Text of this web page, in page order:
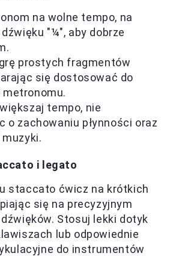
na wolne tempo, na
dźwięku "¼", aby dobrze
prostych fragmentów
się dostosować do
tempo, nie
o zachowaniu płynności oraz
i legato
staccato ćwicz na krótkich
się na precyzyjnym
Stosuj lekki dotyk
lub odpowiednie
do instrumentów